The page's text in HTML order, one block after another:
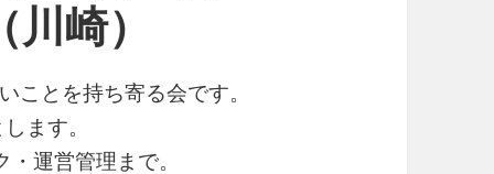
崎）
ことを持ち寄る会です。
ます。
運営管理まで。